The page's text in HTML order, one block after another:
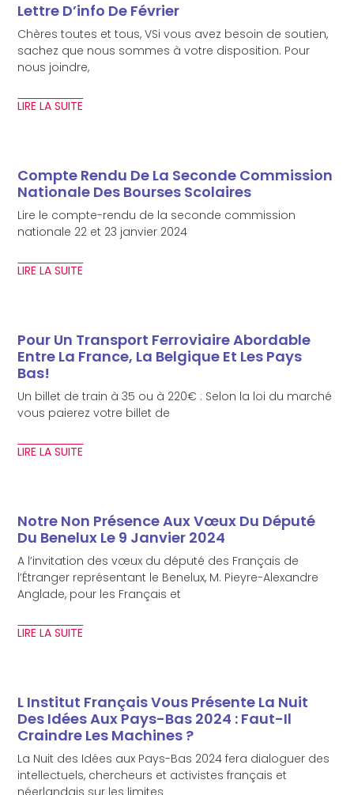
Lettre D’info De Février
Chères toutes et tous, VSi vous avez besoin de soutien,
sachez que nous sommes à votre disposition. Pour
nous joindre,
LIRE LA SUITE
Compte Rendu De La Seconde Commission
Nationale Des Bourses Scolaires
Lire le compte-rendu de la seconde commission
nationale 22 et 23 janvier 2024
LIRE LA SUITE
Pour Un Transport Ferroviaire Abordable
Entre La France, La Belgique Et Les Pays
Bas!
Un billet de train à 35 ou à 220€ : Selon la loi du marché
vous paierez votre billet de
LIRE LA SUITE
Notre Non Présence Aux Vœux Du Député
Du Benelux Le 9 Janvier 2024
A l’invitation des vœux du député des Français de
l’Étranger représentant le Benelux, M. Pieyre-Alexandre
Anglade, pour les Français et
LIRE LA SUITE
L Institut Français Vous Présente La Nuit
Des Idées Aux Pays-Bas 2024 : Faut-Il
Craindre Les Machines ?
La Nuit des Idées aux Pays-Bas 2024 fera dialoguer des
intellectuels, chercheurs et activistes français et